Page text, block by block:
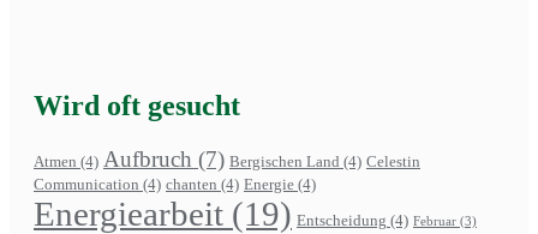
Wird oft gesucht
Atmen (4) Aufbruch (7) Bergischen Land (4) Celestin
Communication (4) chanten (4) Energie (4)
Energiearbeit (19) Entscheidung (4) Februar (3)